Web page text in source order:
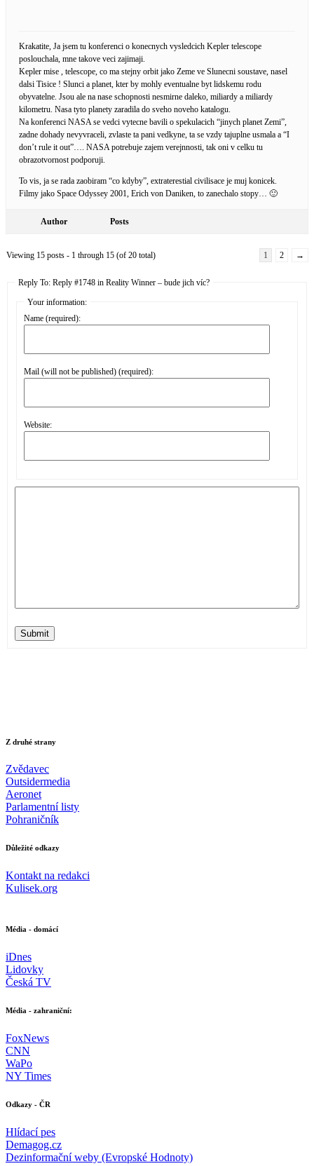
Krakatite, Ja jsem tu konferenci o konecnych vysledcich Kepler telescope
poslouchala, mne takove veci zajimaji.
Kepler mise , telescope, co ma stejny orbit jako Zeme ve Slunecni soustave, nasel
dalsi Tisice ! Slunci a planet, kter by mohly eventualne byt lidskemu rodu
obyvatelne. Jsou ale na nase schopnosti nesmirne daleko, miliardy a miliardy
kilometru. Nasa tyto planety zaradila do sveho noveho katalogu.
Na konferenci NASA se vedci vytecne bavili o spekulacich “jinych planet Zemi”,
zadne dohady nevyvraceli, zvlaste ta pani vedkyne, ta se vzdy tajuplne usmala a “I
don’t rule it out”…. NASA potrebuje zajem verejnnosti, tak oni v celku tu
obrazotvornost podporuji.
To vis, ja se rada zaobiram “co kdyby”, extraterestial civilisace je muj konicek.
Filmy jako Space Odyssey 2001, Erich von Daniken, to zanechalo stopy… 🙂
Author Posts
Viewing 15 posts - 1 through 15 (of 20 total) 1 2 →
Reply To: Reply #1748 in Reality Winner – bude jich víc?
Your information:
Name (required):
Mail (will not be published) (required):
Website:
Submit
Z druhé strany
Zvědavec
Outsidermedia
Aeronet
Parlamentní listy
Pohraničník
Důležité odkazy
Kontakt na redakci
Kulisek.org
Média - domácí
iDnes
Lidovky
Česká TV
Média - zahraniční:
FoxNews
CNN
WaPo
NY Times
Odkazy - ČR
Hlídací pes
Demagog.cz
Dezinformační weby (Evropské Hodnoty)